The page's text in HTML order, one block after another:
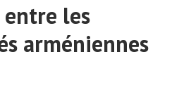
les
arméniennes